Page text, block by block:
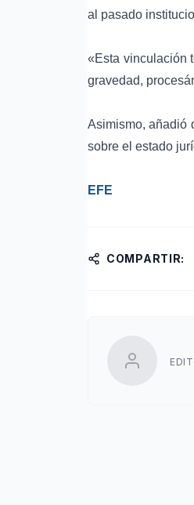
al pasado
«Esta vinculación
gravedad,
Asimismo, añadió
sobre el estado
EFE
COMPARTIR: